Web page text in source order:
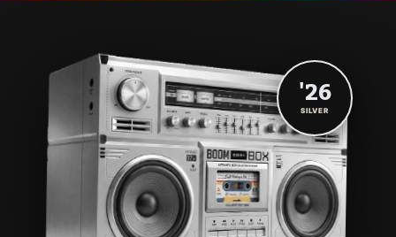
'26
SILVER